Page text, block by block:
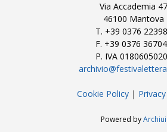
Via Accademia 47
46100 Mantova
T. +39 0376
F. +39 0376
P. IVA
Cookie Policy|
Powered byArchiui